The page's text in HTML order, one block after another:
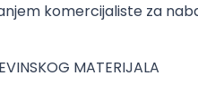
komercijaliste za
MATERIJALA